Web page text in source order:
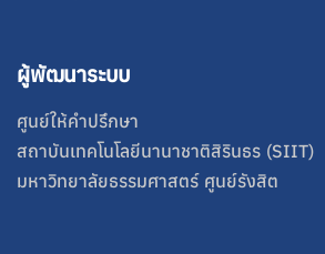
ผู้พัฒนาระบบ
ศูนย์ให้คำปรึกษา
สถาบันเทคโนโลยีนานาชาติสิรินธร (SIIT)
มหาวิทยาลัยธรรมศาสตร์ ศูนย์รังสิต